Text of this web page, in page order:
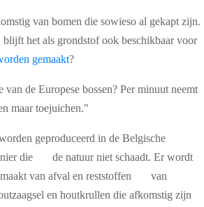
van bomen die sowieso al gekapt zijn.
het als grondstof ook beschikbaar voor
gemaakt?
de Europese bossen? Per minuut neemt
maar toejuichen."
geproduceerd in de Belgische
die de natuur niet schaadt. Er wordt
van afval en reststoffen van
en houtkrullen die afkomstig zijn